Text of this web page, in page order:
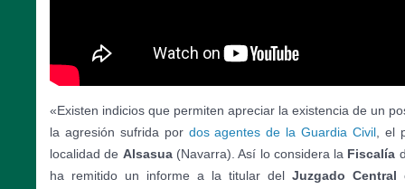
«Existen indicios que permiten apreciar la existencia de un
la agresión sufrida por dos agentes de la Guardia Civil, el
localidad de Alsasua (Navarra). Así lo considera la Fiscalía
ha remitido un informe a la titular del Juzgado